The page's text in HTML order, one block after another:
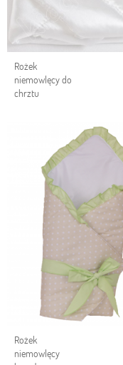
Rożek
niemowlęcy do
chrztu
Rożek
niemowlęcy